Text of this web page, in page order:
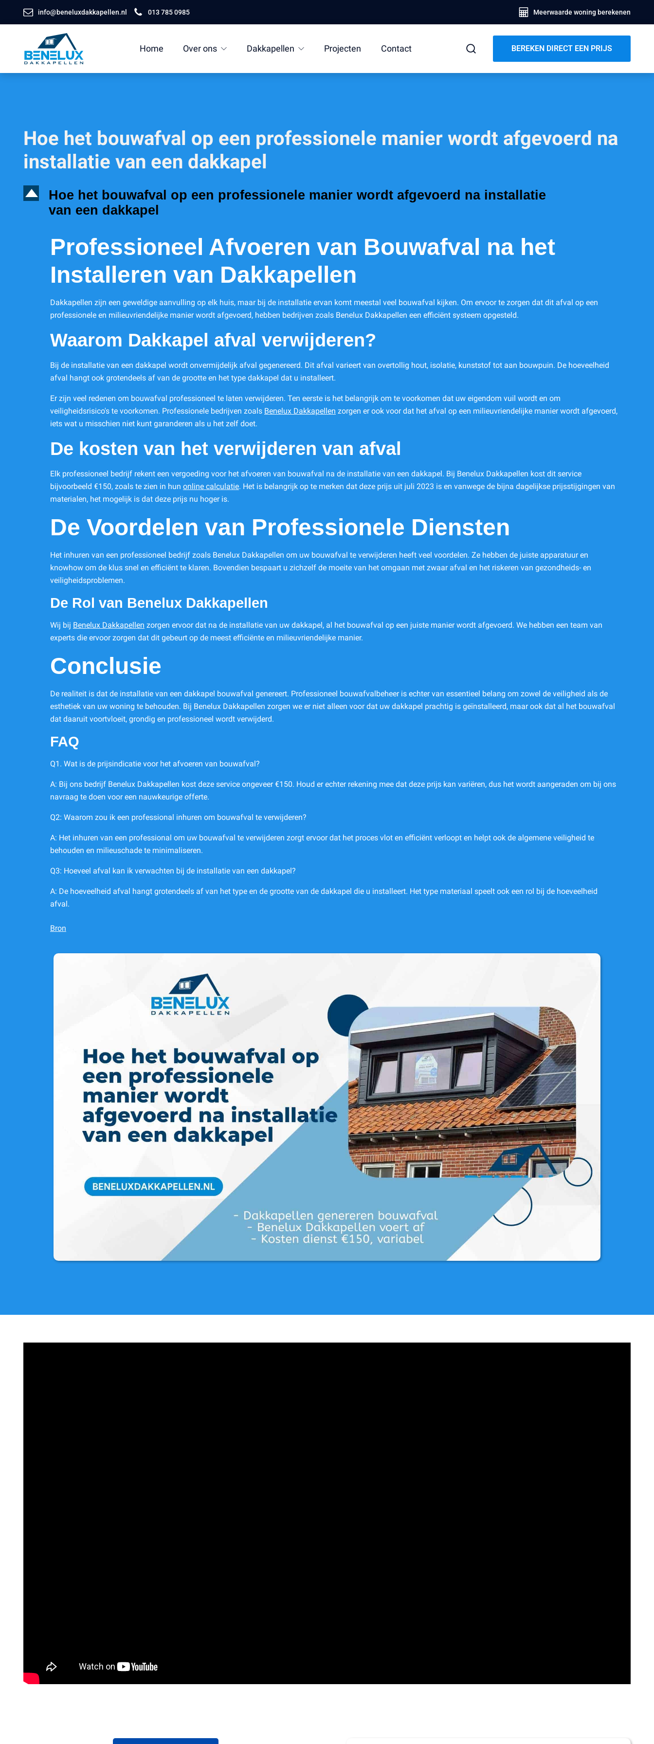
info@beneluxdakkapellen.nl 013 785 0985 Meerwaarde woning berekenen
Home Over ons Dakkapellen Projecten Contact BEREKEN DIRECT EEN PRIJS
Hoe het bouwafval op een professionele manier wordt afgevoerd na
installatie van een dakkapel
D
Hoe het bouwafval op een professionele manier wordt afgevoerd na installatie
van een dakkapel
Professioneel Afvoeren van Bouwafval na het
Installeren van Dakkapellen
Dakkapellen zijn een geweldige aanvulling op elk huis, maar bij de installatie ervan komt meestal veel bouwafval kijken. Om ervoor te zorgen dat dit afval op een
professionele en milieuvriendelijke manier wordt afgevoerd, hebben bedrijven zoals Benelux Dakkapellen een efficiënt systeem opgesteld.
Waarom Dakkapel afval verwijderen?
Bij de installatie van een dakkapel wordt onvermijdelijk afval gegenereerd. Dit afval varieert van overtollig hout, isolatie, kunststof tot aan bouwpuin. De hoeveelheid
afval hangt ook grotendeels af van de grootte en het type dakkapel dat u installeert.
Er zijn veel redenen om bouwafval professioneel te laten verwijderen. Ten eerste is het belangrijk om te voorkomen dat uw eigendom vuil wordt en om
veiligheidsrisico's te voorkomen. Professionele bedrijven zoals Benelux Dakkapellen zorgen er ook voor dat het afval op een milieuvriendelijke manier wordt afgevoerd,
iets wat u misschien niet kunt garanderen als u het zelf doet.
De kosten van het verwijderen van afval
Elk professioneel bedrijf rekent een vergoeding voor het afvoeren van bouwafval na de installatie van een dakkapel. Bij Benelux Dakkapellen kost dit service
bijvoorbeeld €150, zoals te zien in hun online calculatie. Het is belangrijk op te merken dat deze prijs uit juli 2023 is en vanwege de bijna dagelijkse prijsstijgingen van
materialen, het mogelijk is dat deze prijs nu hoger is.
De Voordelen van Professionele Diensten
Het inhuren van een professioneel bedrijf zoals Benelux Dakkapellen om uw bouwafval te verwijderen heeft veel voordelen. Ze hebben de juiste apparatuur en
knowhow om de klus snel en efficiënt te klaren. Bovendien bespaart u zichzelf de moeite van het omgaan met zwaar afval en het riskeren van gezondheids- en
veiligheidsproblemen.
De Rol van Benelux Dakkapellen
Wij bij Benelux Dakkapellen zorgen ervoor dat na de installatie van uw dakkapel, al het bouwafval op een juiste manier wordt afgevoerd. We hebben een team van
experts die ervoor zorgen dat dit gebeurt op de meest efficiënte en milieuvriendelijke manier.
Conclusie
De realiteit is dat de installatie van een dakkapel bouwafval genereert. Professioneel bouwafvalbeheer is echter van essentieel belang om zowel de veiligheid als de
esthetiek van uw woning te behouden. Bij Benelux Dakkapellen zorgen we er niet alleen voor dat uw dakkapel prachtig is geïnstalleerd, maar ook dat al het bouwafval
dat daaruit voortvloeit, grondig en professioneel wordt verwijderd.
FAQ
Q1. Wat is de prijsindicatie voor het afvoeren van bouwafval?
A: Bij ons bedrijf Benelux Dakkapellen kost deze service ongeveer €150. Houd er echter rekening mee dat deze prijs kan variëren, dus het wordt aangeraden om bij ons
navraag te doen voor een nauwkeurige offerte.
Q2: Waarom zou ik een professional inhuren om bouwafval te verwijderen?
A: Het inhuren van een professional om uw bouwafval te verwijderen zorgt ervoor dat het proces vlot en efficiënt verloopt en helpt ook de algemene veiligheid te
behouden en milieuschade te minimaliseren.
Q3: Hoeveel afval kan ik verwachten bij de installatie van een dakkapel?
A: De hoeveelheid afval hangt grotendeels af van het type en de grootte van de dakkapel die u installeert. Het type materiaal speelt ook een rol bij de hoeveelheid
afval.
Bron